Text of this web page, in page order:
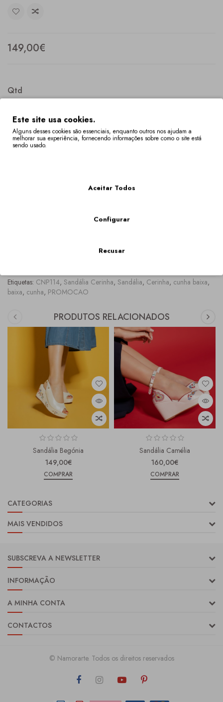
149,00€
Qtd
COMPRAR
Poderá verificar a disponibilidade do seu tamanho em "VER O CARRINHO DE
Etiquetas: CNP114, Sandália Cerinha, Sandália, Cerinha, cunha baixa,
baixa, cunha, PROMOCAO
PRODUTOS RELACIONADOS
Sandália Begónia
149,00€
COMPRAR
Sandália Camélia
160,00€
COMPRAR
CATEGORIAS
MAIS VENDIDOS
SUBSCREVA A NEWSLETTER
INFORMAÇÃO
A MINHA CONTA
CONTACTOS
© Namorarte. Todos os direitos reservados
Este site usa cookies.
Alguns desses cookies são essenciais, enquanto outros nos ajudam a
melhorar sua experiência, fornecendo informações sobre como o site está
sendo usado.
Aceitar Todos
Configurar
Recusar